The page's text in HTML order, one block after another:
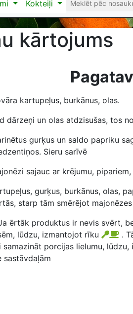
Kokteiļi
kārtojums
kartupeļus, burkānus, olas.
dārzeņi un olas atdzisušas, tos
gurķus un saldo papriku
Sieru sarīvē
sajauc ar krējumu,
gurķus, burkānus, olas,
starp tām smērējot
ērtāk produktus ir nevis svērt,
lūdzu, izmantojot rīku
.
samazināt porcijas lielumu,
sastāvdaļām